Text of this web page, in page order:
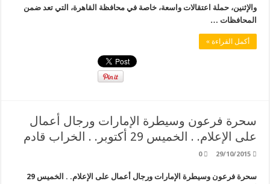
والإثنين، حملة اعتقالات واسعة، خاصة في محافظة القاهرة، التي تعد ضمن
المحافظات …
أكمل القراءة »
سحرة فرعون وسيطرة الإمارات ورجال أعمال
على الإعلام. . الخميس 29 أكتوبر. . الخراب قادم
29/10/2015
0
سحرة فرعون وسيطرة الإمارات ورجال أعمال على الإعلام. . الخميس 29